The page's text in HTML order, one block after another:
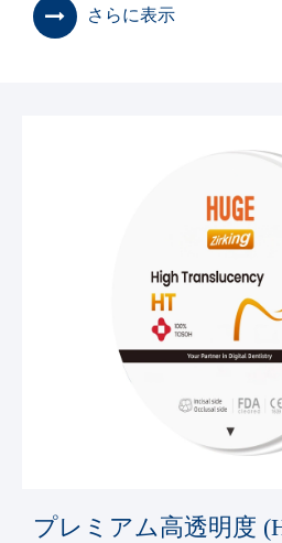
さらに表示
プレミアム高透明度